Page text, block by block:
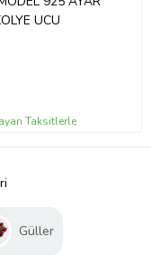
UCU
Taksitlerle
Güller